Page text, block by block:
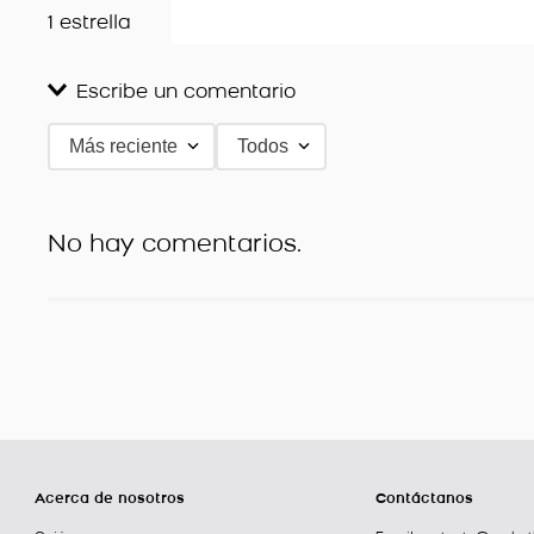
1 estrella
Escribe un comentario
Agregar comentario
Más reciente Todos
No hay comentarios.
Acerca de nosotros Contáctanos